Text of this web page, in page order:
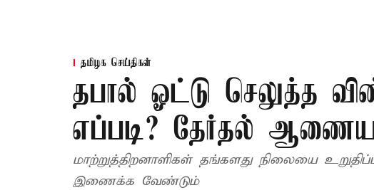
தமிழக செய்திகள்
தபால் ஓட்டு செலுத்த
எப்படி? தேர்தல்
மாற்றுத்திறனாளிகள் தங்களது நிலையை
இணைக்க வேண்டும்